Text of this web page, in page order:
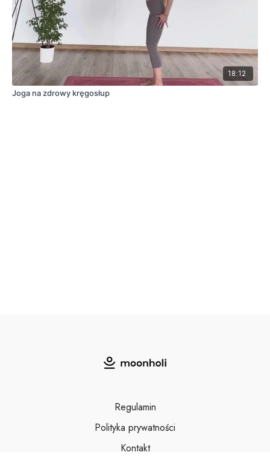
18:12
Joga na zdrowy kręgosłup
Regulamin
Polityka prywatności
Kontakt